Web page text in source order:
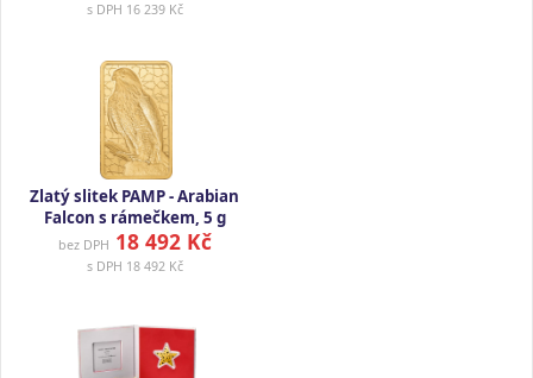
s DPH 16 239 Kč
Zlatý slitek PAMP - Arabian
Falcon s rámečkem, 5 g
bez DPH 18 492 Kč
s DPH 18 492 Kč